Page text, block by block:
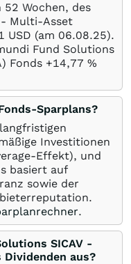
Wochen, des
- Multi-Asset
USD (am 06.08.25).
Fund Solutions
Fonds +14,77 %
Sparplans?
Investitionen
Effekt), und
basiert auf
sowie der
.
SICAV -
aus?